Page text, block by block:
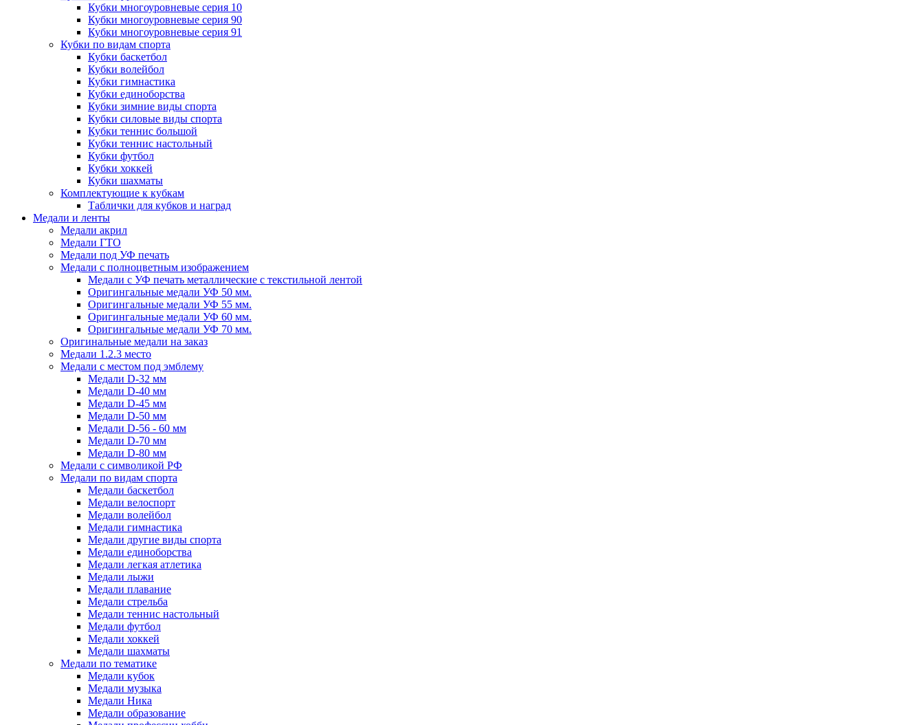
Кубки многоуровневые серия 10
Кубки многоуровневые серия 90
Кубки многоуровневые серия 91
Кубки по видам спорта
Кубки баскетбол
Кубки волейбол
Кубки гимнастика
Кубки единоборства
Кубки зимние виды спорта
Кубки силовые виды спорта
Кубки теннис большой
Кубки теннис настольный
Кубки футбол
Кубки хоккей
Кубки шахматы
Комплектующие к кубкам
Таблички для кубков и наград
Медали и ленты
Медали акрил
Медали ГТО
Медали под УФ печать
Медали с полноцветным изображением
Медали с УФ печать металлические с текстильной лентой
Оригингальные медали УФ 50 мм.
Оригингальные медали УФ 55 мм.
Оригингальные медали УФ 60 мм.
Оригингальные медали УФ 70 мм.
Оригинальные медали на заказ
Медали 1.2.3 место
Медали с местом под эмблему
Медали D-32 мм
Медали D-40 мм
Медали D-45 мм
Медали D-50 мм
Медали D-56 - 60 мм
Медали D-70 мм
Медали D-80 мм
Медали с символикой РФ
Медали по видам спорта
Медали баскетбол
Медали велоспорт
Медали волейбол
Медали гимнастика
Медали другие виды спорта
Медали единоборства
Медали легкая атлетика
Медали лыжи
Медали плавание
Медали стрельба
Медали теннис настольный
Медали футбол
Медали хоккей
Медали шахматы
Медали по тематике
Медали кубок
Медали музыка
Медали Ника
Медали образование